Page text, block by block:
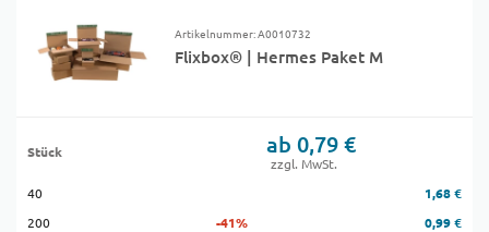
Artikelnummer: A0010732
Flixbox® | Hermes Paket M
Stück ab 0,79 €
zzgl. MwSt.
40
1,68 €
200
-41%
0,99 €